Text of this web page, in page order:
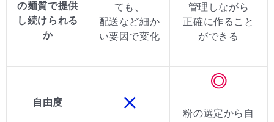
の麺質で提供
し続けられる
か
ても、
配送など細か
い要因で変化
管理しながら
正確に作ること
ができる
自由度
粉の選定から自